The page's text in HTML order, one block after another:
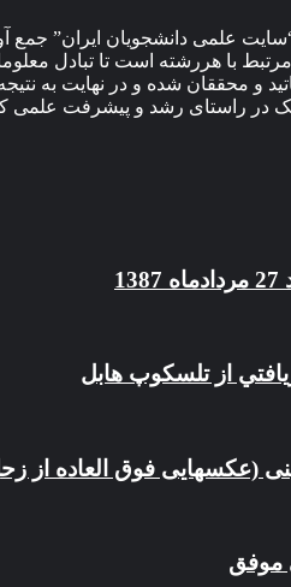
علمی دانشجویان ایران” جمع
با هررشته است تا تبادل
و محققان شده و در نهایت به
در راستای رشد و پیشرفت علمی
از تلسكوپ هابل
موفق